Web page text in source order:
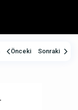
Önceki Sonraki